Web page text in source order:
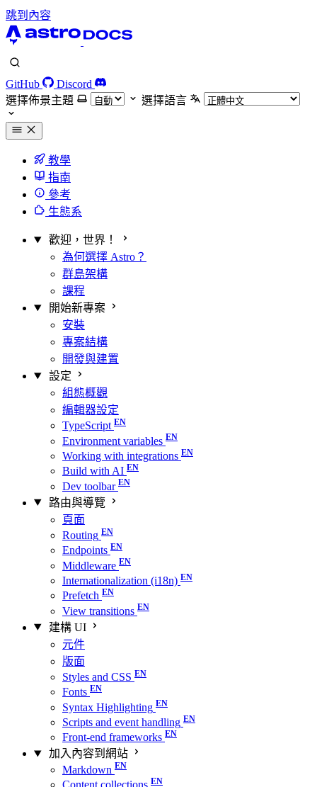
跳到內容
GitHub
Discord
選擇佈景主題
選擇語言
教學
指南
參考
生態系
歡迎，世界！
為何選擇 Astro？
群島架構
課程
開始新專案
安裝
專案結構
開發與建置
設定
組態概觀
編輯器設定
TypeScript
Environment variables
Working with integrations
Build with AI
Dev toolbar
路由與導覽
頁面
Routing
Endpoints
Middleware
Internationalization (i18n)
Prefetch
View transitions
建構 UI
元件
版面
Styles and CSS
Fonts
Syntax Highlighting
Scripts and event handling
Front-end frameworks
加入內容到網站
Markdown
Content collections